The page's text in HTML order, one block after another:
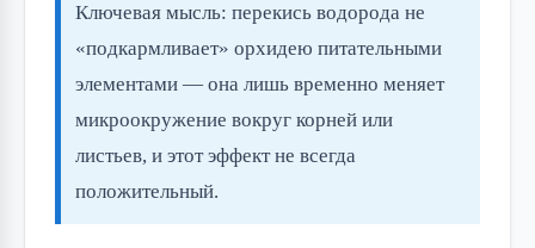
Ключевая мысль: перекись водорода не
«подкармливает» орхидею питательными
элементами — она лишь временно меняет
микроокружение вокруг корней или
листьев, и этот эффект не всегда
положительный.